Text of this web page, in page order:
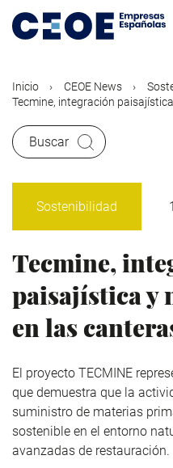
contenido
Inicio CEOE News
Tecmine, integración paisajística
Buscar
Sostenibilidad
Tecmine,
paisajística y
en las
El proyecto TECMINE
que demuestra que la
suministro de materias
sostenible en el entorno
avanzadas de restauración.